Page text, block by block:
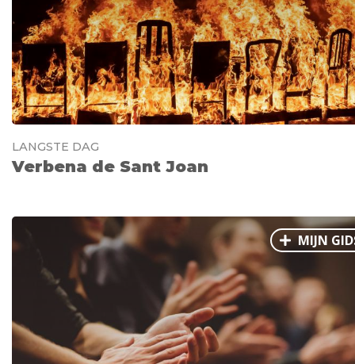
LANGSTE DAG
Verbena de Sant Joan
MIJN